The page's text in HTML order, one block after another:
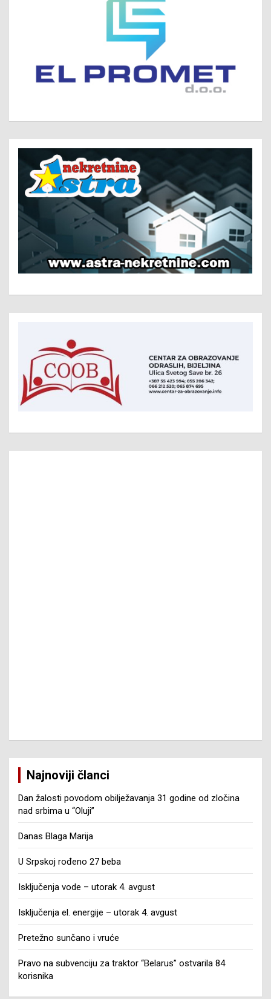
Najnoviji članci
Dan žalosti povodom obilježavanja 31 godine od zločina
nad srbima u “Oluji”
Danas Blaga Marija
U Srpskoj rođeno 27 beba
Isključenja vode – utorak 4. avgust
Isključenja el. energije – utorak 4. avgust
Pretežno sunčano i vruće
Pravo na subvenciju za traktor “Belarus” ostvarila 84
korisnika